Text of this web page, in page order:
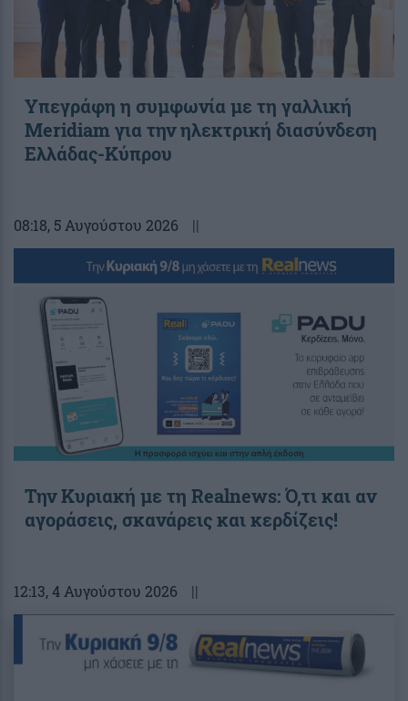
Υπεγράφη η συμφωνία με τη γαλλική
Meridiam για την ηλεκτρική διασύνδεση
Ελλάδας-Κύπρου
08:18, 5 Αυγούστου 2026 ||
Την Κυριακή με τη Realnews: Ό,τι και αν
αγοράσεις, σκανάρεις και κερδίζεις!
12:13, 4 Αυγούστου 2026 ||